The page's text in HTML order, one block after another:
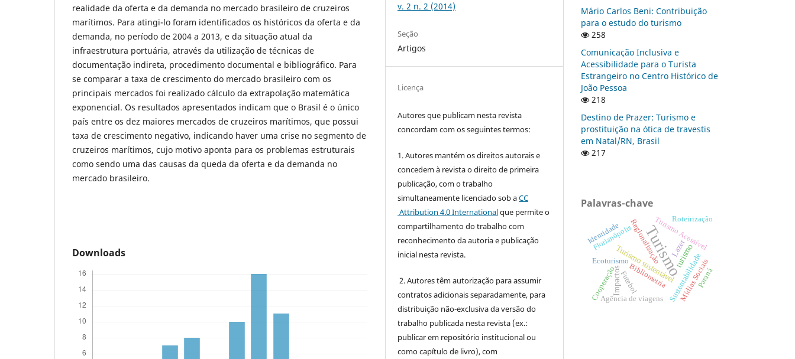
realidade da oferta e da demanda no mercado brasileiro de cruzeiros
marítimos. Para atingi-lo foram identificados os históricos da oferta e da
demanda, no período de 2004 a 2013, e da situação atual da
infraestrutura portuária, através da utilização de técnicas de
documentação indireta, procedimento documental e bibliográfico. Para
se comparar a taxa de crescimento do mercado brasileiro com os
principais mercados foi realizado cálculo da extrapolação matemática
exponencial. Os resultados apresentados indicam que o Brasil é o único
país entre os dez maiores mercados de cruzeiros marítimos, que possui
taxa de crescimento negativo, indicando haver uma crise no segmento de
cruzeiros marítimos, cujo motivo aponta para os problemas estruturais
como sendo uma das causas da queda da oferta e da demanda no
mercado brasileiro.
Downloads
v. 2 n. 2 (2014)
Seção
Artigos
Licença
Autores que publicam nesta revista
concordam com os seguintes termos:
1. Autores mantém os direitos autorais e
concedem à revista o direito de primeira
publicação, com o trabalho
simultaneamente licenciado sob aCC
Attribution 4.0 Internationalque permite o
compartilhamento do trabalho com
reconhecimento da autoria e publicação
inicial nesta revista.
2. Autores têm autorização para assumir
contratos adicionais separadamente, para
distribuição não-exclusiva da versão do
trabalho publicada nesta revista (ex.:
publicar em repositório institucional ou
como capítulo de livro), com
Mário Carlos Beni: Contribuição
para o estudo do turismo
258
Comunicação Inclusiva e
Acessibilidade para o Turista
Estrangeiro no Centro Histórico de
João Pessoa
218
Destino de Prazer: Turismo e
prostituição na ótica de travestis
em Natal/RN, Brasil
217
Palavras-chave
Turismo
Turismo sustentávelturismo
Impactos
Lazer
Sustentabilidade
Ecoturismo
Florianópolis
Mídias Sociais
RegionalizaçãoTurismo Acessível
Paraná
Bibliometria
Identidade
Futebol
Agência de viagens
Roteirização
Cooperação